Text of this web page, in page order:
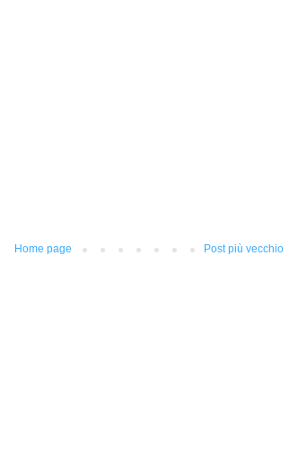
Post più vecchio
Home page